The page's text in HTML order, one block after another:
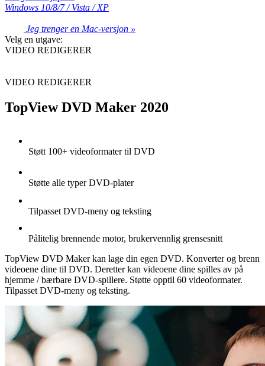
Windows 10/8/7 / Vista / XP
Jeg trenger en Mac-versjon »
Velg en utgave:
VIDEO REDIGERER
VIDEO REDIGERER
TopView DVD Maker 2020
Støtt 100+ videoformater til DVD
Støtte alle typer DVD-plater
Tilpasset DVD-meny og teksting
Pålitelig brennende motor, brukervennlig grensesnitt
TopView DVD Maker kan lage din egen DVD. Konverter og brenn
videoene dine til DVD. Deretter kan videoene dine spilles av på
hjemme / bærbare DVD-spillere. Støtte opptil 60 videoformater.
Tilpasset DVD-meny og teksting.